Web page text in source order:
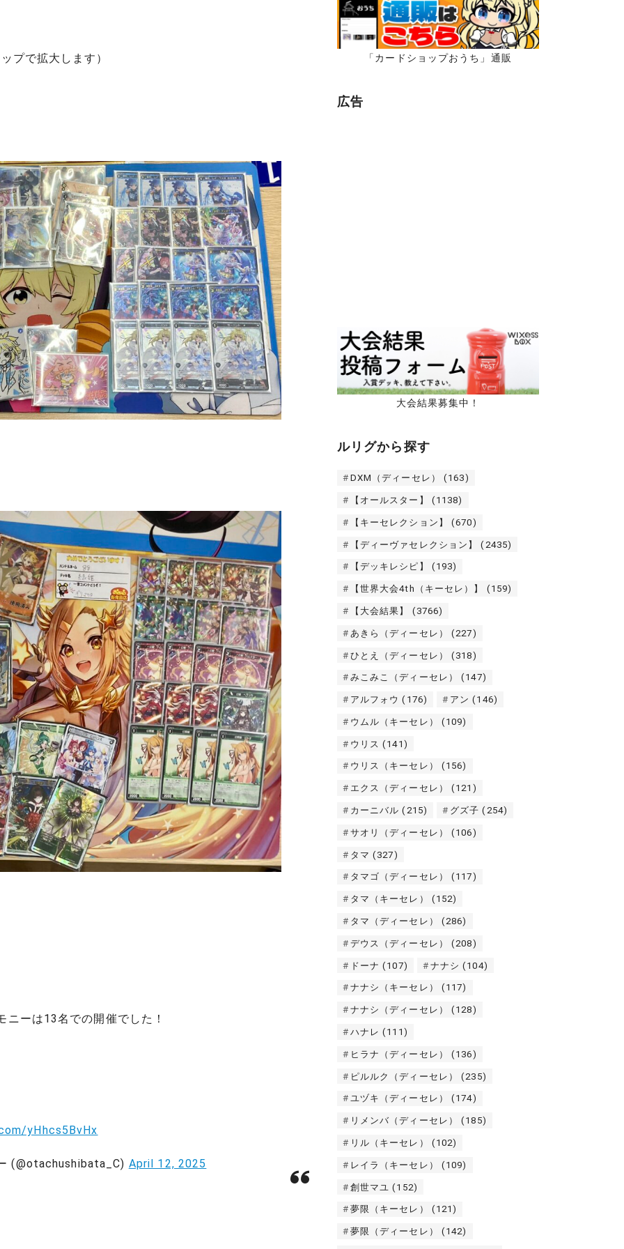
プで拡大します）
ーは13名での開催でした！
yHhcs5BvHx
(@otachushibata_C) April 12, 2025
「カードショップおうち」通販
広告
大会結果募集中！
ルリグから探す
DXM（ディーセレ） (163)
【オールスター】 (1138)
【キーセレクション】 (670)
【ディーヴァセレクション】 (2435)
【デッキレシピ】 (193)
【世界大会4th（キーセレ）】 (159)
【大会結果】 (3766)
あきら（ディーセレ） (227)
ひとえ（ディーセレ） (318)
みこみこ（ディーセレ） (147)
アルフォウ (176) アン (146)
ウムル（キーセレ） (109)
ウリス (141)
ウリス（キーセレ） (156)
エクス（ディーセレ） (121)
カーニバル (215) グズ子 (254)
サオリ（ディーセレ） (106)
タマ (327)
タマゴ（ディーセレ） (117)
タマ（キーセレ） (152)
タマ（ディーセレ） (286)
デウス（ディーセレ） (208)
ドーナ (107) ナナシ (104)
ナナシ（キーセレ） (117)
ナナシ（ディーセレ） (128)
ハナレ (111)
ヒラナ（ディーセレ） (136)
ピルルク（ディーセレ） (235)
ユヅキ（ディーセレ） (174)
リメンバ（ディーセレ） (185)
リル（キーセレ） (102)
レイラ（キーセレ） (109)
創世マユ (152)
夢限（キーセレ） (121)
夢限（ディーセレ） (142)